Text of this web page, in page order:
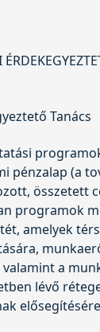
Tanács
pénzalap (a
összetett
programok
amelyek
a
lévő